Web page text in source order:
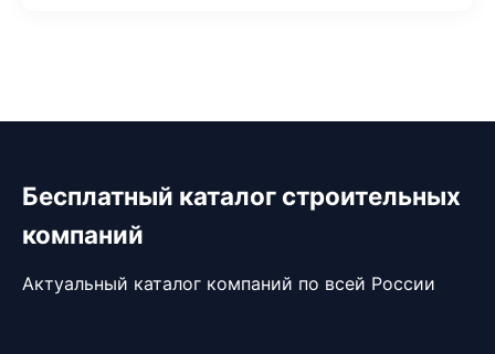
Бесплатный каталог строительных
компаний
Актуальный каталог компаний по всей России